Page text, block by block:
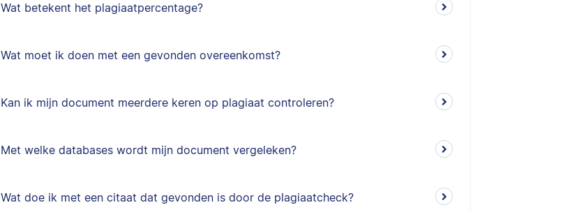
Wat betekent het plagiaatpercentage?
Wat moet ik doen met een gevonden overeenkomst?
Kan ik mijn document meerdere keren op plagiaat controleren?
Met welke databases wordt mijn document vergeleken?
Wat doe ik met een citaat dat gevonden is door de plagiaatcheck?